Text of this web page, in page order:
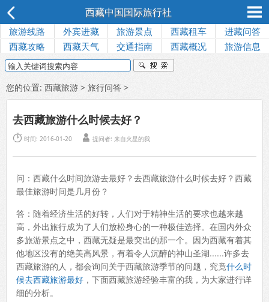
西藏中国国际旅行社
旅游线路 外宾进藏 旅游景点 西藏租车
进藏问答
西藏攻略
西藏天气 交通指南 西藏概况 旅游信息
您的位置: 西藏旅游 > 旅行问答 >
去西藏旅游什么时候去好？
 时间: 2016-01-20  提问者: 来自火星的我
问：西藏什么时间旅游去最好？去西藏旅游什么时候去好？西藏
最佳旅游时间是几月份？
答：随着经济生活的好转，人们对于精神生活的要求也越来越
高，外出旅行成为了人们放松身心的一种极佳选择。在国内外众
多旅游景点之中，西藏无疑是最突出的那一个。因为西藏有着其
他地区没有的绝美高风景，有着令人沉醉的神山圣湖......许多去
西藏旅游的人，都会询问关于西藏旅游季节的问题，究竟什么时
候去西藏旅游最好 ，下面西藏旅游经验丰富的我，为大家进行详
细的分析。